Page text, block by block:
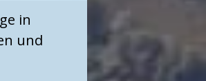
in
und